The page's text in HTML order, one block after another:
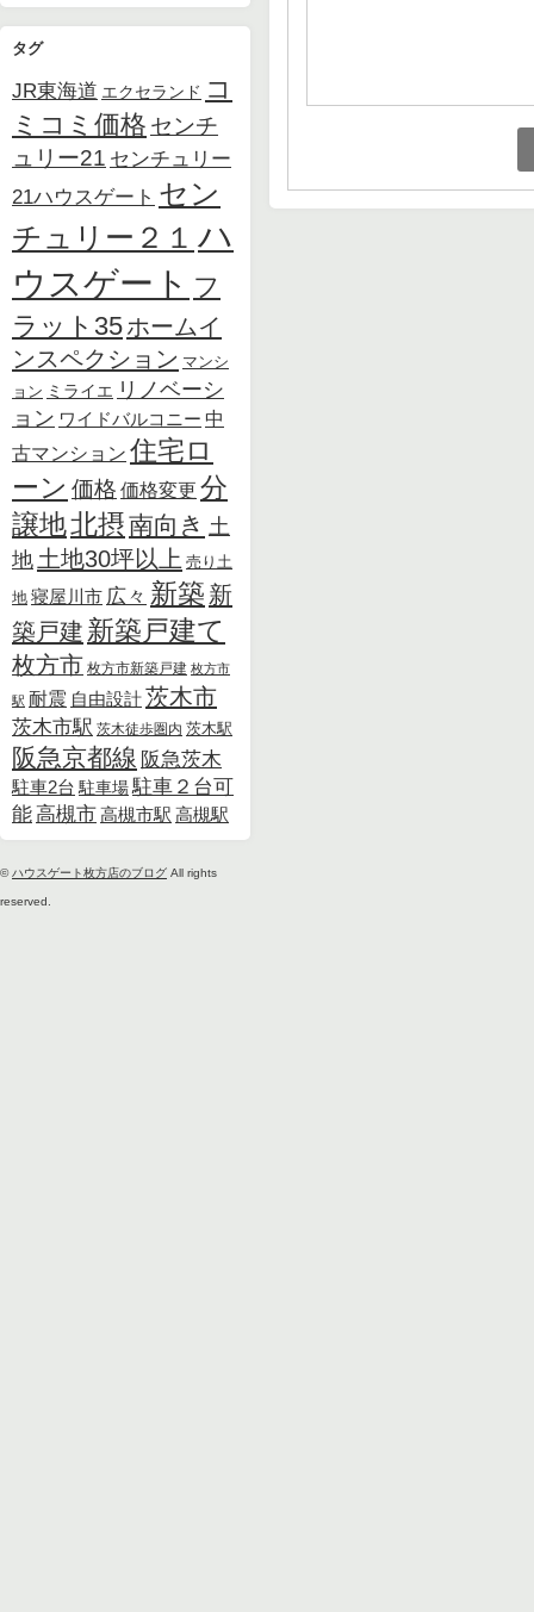
タグ
JR東海道 エクセランド コ
ミコミ価格 センチ
ュリー21 センチュリー
21ハウスゲート セン
チュリー２１ ハ
ウスゲート フ
ラット35ホームイ
ンスペクション マンシ
ョン ミライエ リノベーシ
ョン ワイドバルコニー 中
古マンション 住宅ロ
ーン 価格 価格変更 分
譲地北摂南向き 土
地 土地30坪以上 売り土
地 寝屋川市 広々 新築 新
築戸建 新築戸建て
枚方市 枚方市新築戸建 枚方市
駅 耐震 自由設計茨木市
茨木市駅 茨木徒歩圏内 茨木駅
阪急京都線 阪急茨木
駐車2台 駐車場駐車２台可
能高槻市高槻市駅 高槻駅
©ハウスゲート枚方店のブログ All rights
reserved.